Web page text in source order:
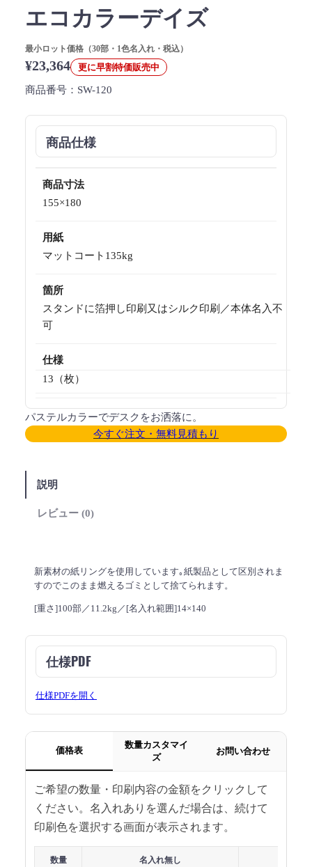
エコカラーデイズ
最小ロット価格（30部・1色名入れ・税込）
¥23,364 更に早割特価販売中
商品番号： SW-120
商品仕様
商品寸法
155×180
用紙
マットコート135kg
箇所
スタンドに箔押し印刷又はシルク印刷／本体名入不
可
仕様
13（枚）
パステルカラーでデスクをお洒落に。
今すぐ注文・無料見積もり
説明
レビュー (0)
新素材の紙リングを使用しています｡紙製品として区別されま
すのでこのまま燃えるゴミとして捨てられます。
[重さ]100部／11.2kg／[名入れ範囲]14×140
仕様PDF
仕様PDFを開く
価格表
数量カスタマイ
ズ
お問い合わせ
ご希望の数量・印刷内容の金額をクリックして
ください。名入れありを選んだ場合は、続けて
印刷色を選択する画面が表示されます。
数量 名入れ無し